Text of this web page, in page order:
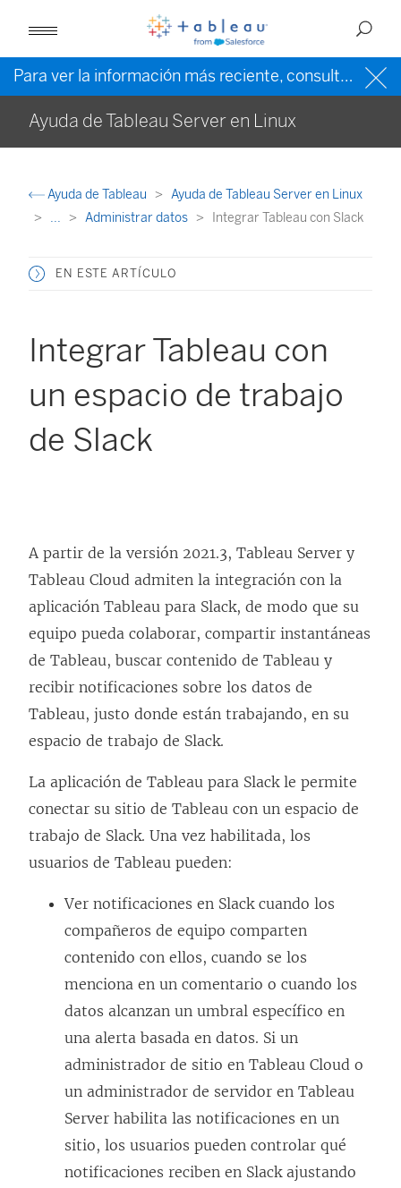
Para ver la información más reciente, consulte la
Ayuda de Tableau Server en Linux
Ayuda de Tableau
Ayuda de Tableau Server en Linux
...
Administrar datos Integrar Tableau con Slack
EN ESTE ARTÍCULO
Integrar Tableau con
un espacio de trabajo
de Slack
A partir de la versión 2021.3, Tableau Server y
Tableau Cloud admiten la integración con la
aplicación Tableau para Slack, de modo que su
equipo pueda colaborar, compartir instantáneas
de Tableau, buscar contenido de Tableau y
recibir notificaciones sobre los datos de
Tableau, justo donde están trabajando, en su
espacio de trabajo de Slack.
La aplicación de Tableau para Slack le permite
conectar su sitio de Tableau con un espacio de
trabajo de Slack. Una vez habilitada, los
usuarios de Tableau pueden:
Ver notificaciones en Slack cuando los
compañeros de equipo comparten
contenido con ellos, cuando se los
menciona en un comentario o cuando los
datos alcanzan un umbral específico en
una alerta basada en datos. Si un
administrador de sitio en Tableau Cloud o
un administrador de servidor en Tableau
Server habilita las notificaciones en un
sitio, los usuarios pueden controlar qué
notificaciones reciben en Slack ajustando